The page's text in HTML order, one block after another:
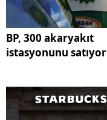
BP, 300 akaryakıt
istasyonunu satıyor